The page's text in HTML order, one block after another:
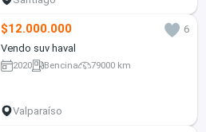
$12.000.000
6
Vendo suv haval
2020 Bencina 79000 km
Valparaíso